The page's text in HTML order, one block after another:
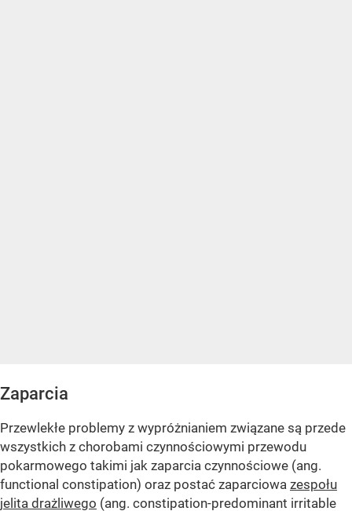
Zaparcia
Przewlekłe problemy z wypróżnianiem związane są przede
wszystkich z chorobami czynnościowymi przewodu
pokarmowego takimi jak zaparcia czynnościowe (ang.
functional constipation) oraz postać zaparciowa zespołu
jelita drażliwego (ang. constipation-predominant irritable